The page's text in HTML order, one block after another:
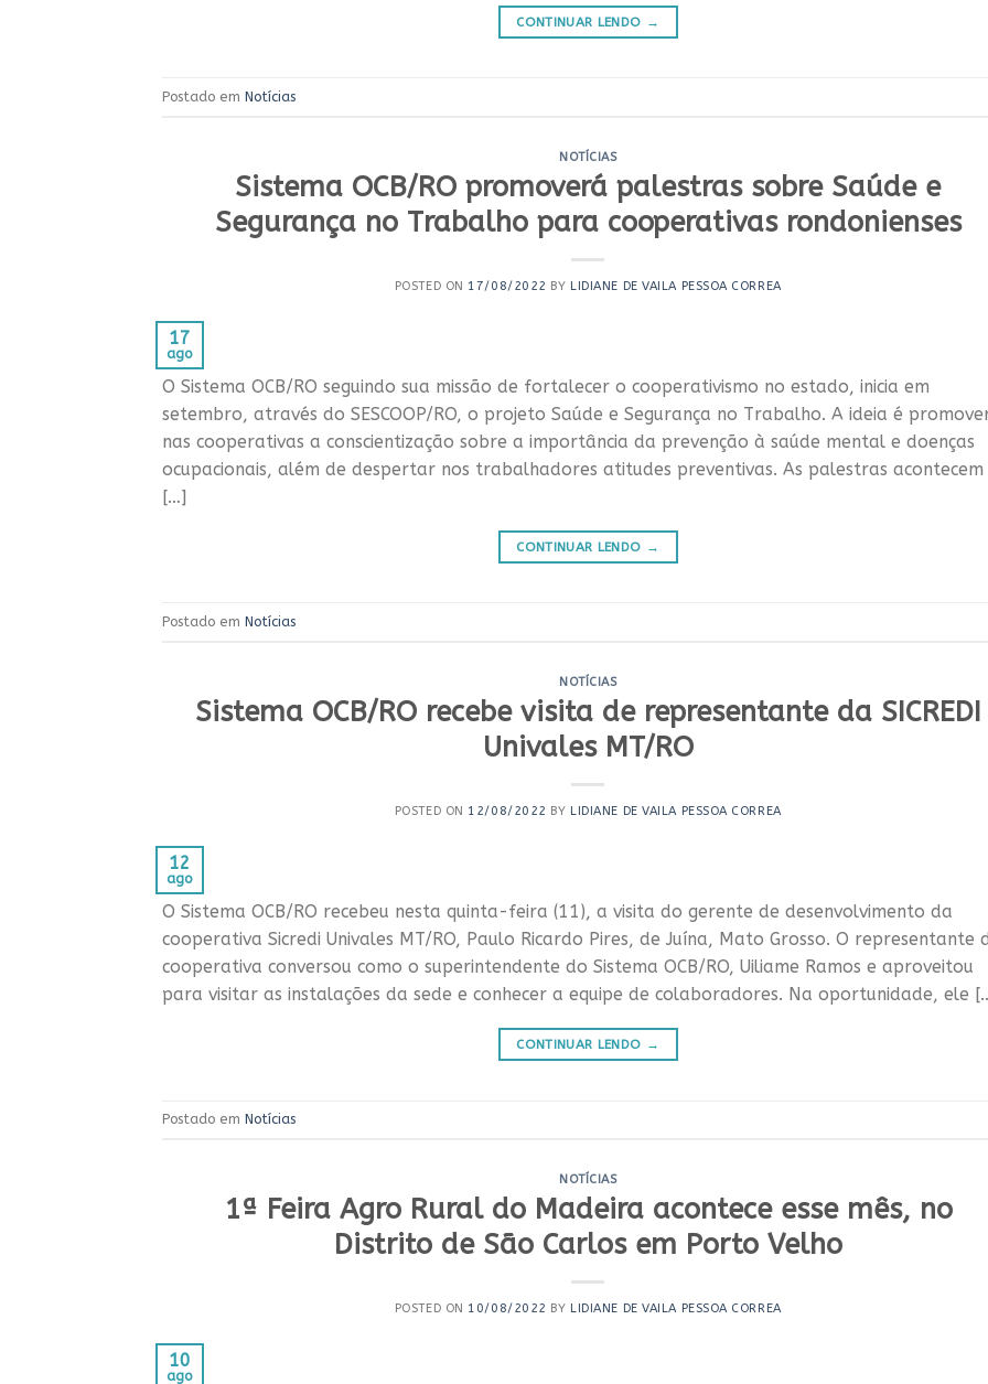
CONTINUAR LENDO →
Postado em Notícias
NOTÍCIAS
Sistema OCB/RO promoverá palestras sobre Saúde e
Segurança no Trabalho para cooperativas rondonienses
POSTED ON 17/08/2022 BY LIDIANE DE VAILA PESSOA CORREA
17
ago
O Sistema OCB/RO seguindo sua missão de fortalecer o cooperativismo no estado, inicia em
setembro, através do SESCOOP/RO, o projeto Saúde e Segurança no Trabalho. A ideia é
nas cooperativas a conscientização sobre a importância da prevenção à saúde mental e doenças
ocupacionais, além de despertar nos trabalhadores atitudes preventivas. As palestras acontecem
[…]
CONTINUAR LENDO →
Postado em Notícias
NOTÍCIAS
Sistema OCB/RO recebe visita de representante da SICREDI
Univales MT/RO
POSTED ON 12/08/2022 BY LIDIANE DE VAILA PESSOA CORREA
12
ago
O Sistema OCB/RO recebeu nesta quinta-feira (11), a visita do gerente de desenvolvimento da
cooperativa Sicredi Univales MT/RO, Paulo Ricardo Pires, de Juína, Mato Grosso. O representante
cooperativa conversou como o superintendente do Sistema OCB/RO, Uiliame Ramos e aproveitou
para visitar as instalações da sede e conhecer a equipe de colaboradores. Na oportunidade, ele
CONTINUAR LENDO →
Postado em Notícias
NOTÍCIAS
1ª Feira Agro Rural do Madeira acontece esse mês, no
Distrito de São Carlos em Porto Velho
POSTED ON 10/08/2022 BY LIDIANE DE VAILA PESSOA CORREA
10
ago